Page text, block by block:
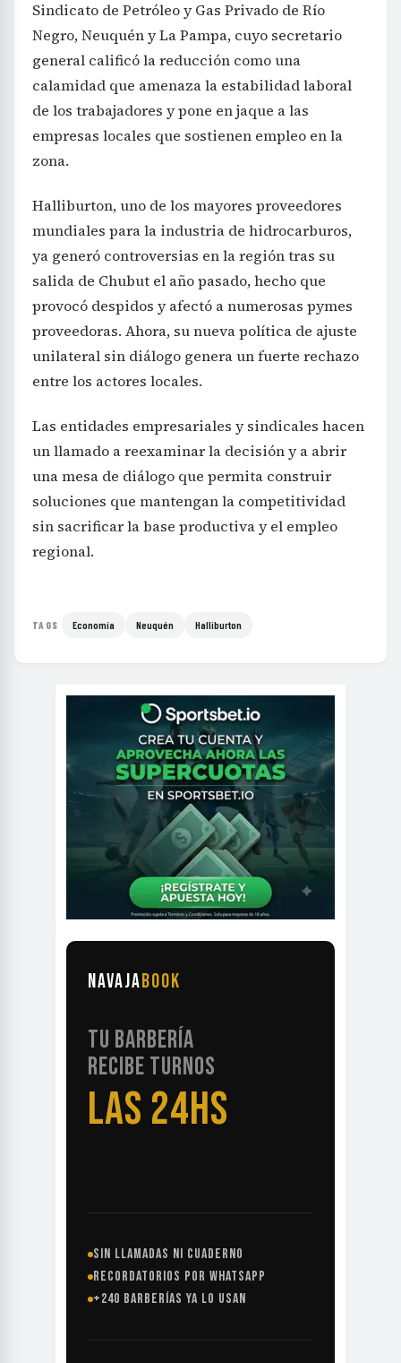
Sindicato de Petróleo y Gas Privado de Río
Negro, Neuquén y La Pampa, cuyo secretario
general calificó la reducción como una
calamidad que amenaza la estabilidad laboral
de los trabajadores y pone en jaque a las
empresas locales que sostienen empleo en la
zona.
Halliburton, uno de los mayores proveedores
mundiales para la industria de hidrocarburos,
ya generó controversias en la región tras su
salida de Chubut el año pasado, hecho que
provocó despidos y afectó a numerosas pymes
proveedoras. Ahora, su nueva política de ajuste
unilateral sin diálogo genera un fuerte rechazo
entre los actores locales.
Las entidades empresariales y sindicales hacen
un llamado a reexaminar la decisión y a abrir
una mesa de diálogo que permita construir
soluciones que mantengan la competitividad
sin sacrificar la base productiva y el empleo
regional.
TAGS Economía Neuquén Halliburton
NAVAJABOOK
TU BARBERÍA
RECIBE TURNOS
LAS 24HS
SIN LLAMADAS NI CUADERNO
RECORDATORIOS POR WHATSAPP
+240 BARBERÍAS YA LO USAN